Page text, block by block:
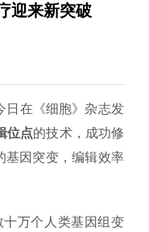
迎来新突破
日在《细胞》杂志发
位点的技术，成功修
基因突变，编辑效率
万个人类基因组变